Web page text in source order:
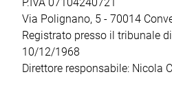
regista,
sceneggiatrice
Via Polignano, 5 - 70014
Registrato presso il tribunale
10/12/1968
Direttore responsabile: Nicola